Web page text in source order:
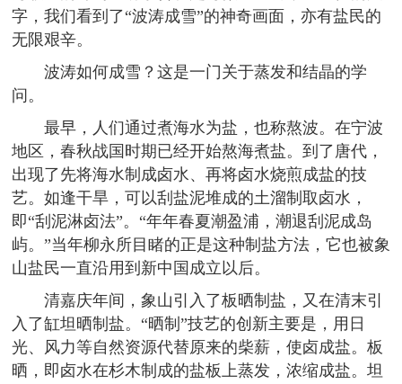
字，我们看到了“波涛成雪”的神奇画面，亦有盐民的
无限艰辛。
波涛如何成雪？这是一门关于蒸发和结晶的学
问。
最早，人们通过煮海水为盐，也称熬波。在宁波
地区，春秋战国时期已经开始熬海煮盐。到了唐代，
出现了先将海水制成卤水、再将卤水烧煎成盐的技
艺。如逢干旱，可以刮盐泥堆成的土溜制取卤水，
即“刮泥淋卤法”。“年年春夏潮盈浦，潮退刮泥成岛
屿。”当年柳永所目睹的正是这种制盐方法，它也被象
山盐民一直沿用到新中国成立以后。
清嘉庆年间，象山引入了板晒制盐，又在清末引
入了缸坦晒制盐。“晒制”技艺的创新主要是，用日
光、风力等自然资源代替原来的柴薪，使卤成盐。板
晒，即卤水在杉木制成的盐板上蒸发，浓缩成盐。坦